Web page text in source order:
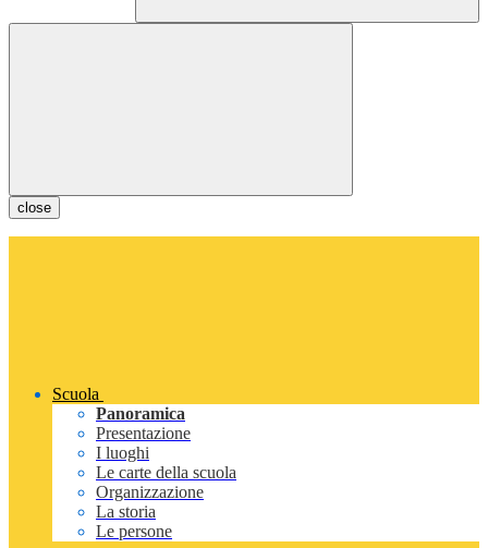
close
Scuola
Panoramica
Presentazione
I luoghi
Le carte della scuola
Organizzazione
La storia
Le persone